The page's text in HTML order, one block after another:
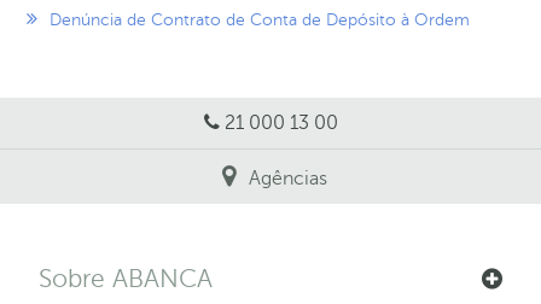
Denúncia de Contrato de Conta de Depósito à Ordem
21 000 13 00
Agências
Sobre ABANCA